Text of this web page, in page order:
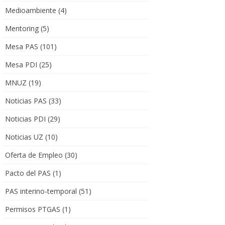
Medioambiente (4)
Mentoring(5)
Mesa PAS (101)
Mesa PDI (25)
MNUZ (19)
Noticias PAS (33)
Noticias PDI (29)
Noticias UZ (10)
Oferta de Empleo (30)
Pacto del PAS (1)
PAS interino-temporal (51)
Permisos PTGAS (1)